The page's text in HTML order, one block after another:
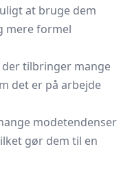
at bruge dem
mere formel
tilbringer mange
det er på arbejde
modetendenser
gør dem til en